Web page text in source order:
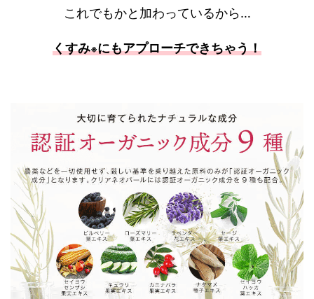
これでもかと加わっているから…
くすみ※にもアプローチできちゃう！